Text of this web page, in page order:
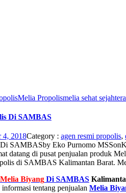
Melia Propolismelia sehat sejahtera
Di SAMBAS
4, 2018Category : agen resmi propolis,
Di SAMBASby Eko Purnomo MSSon
datang di pusat penjualan produk
di SAMBAS Kalimantan Barat.
Melia Biyang Di SAMBAS
tentang penjualan Melia